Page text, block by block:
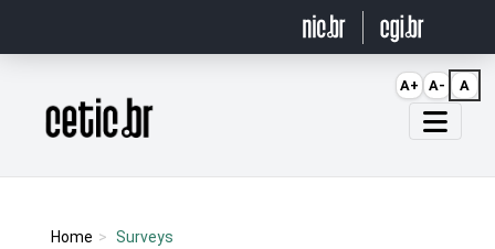
Página inicial
Home
Surveys
A+ A- A